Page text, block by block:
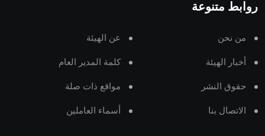
روابط متنوعة
من نحن عن الهيئة
أخبار الهيئة كلمة المدير العام
حقوق النشر مواقع ذات صلة
الاتصال بنا أسماء العاملين